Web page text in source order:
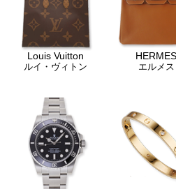
Louis Vuitton
ルイ・ヴィトン
HERMES
エルメス